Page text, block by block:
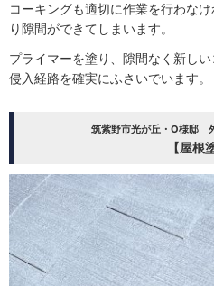
コーキングも適切に作業を行わな
り隙間ができてしまいます。
プライマーを塗り、隙間なく新し
侵入経路を確実にふさいでいます。
筑紫野市光が丘・O様邸
【屋根